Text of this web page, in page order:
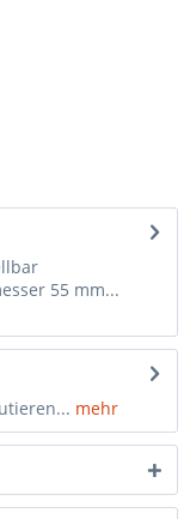
55 mm...
mehr